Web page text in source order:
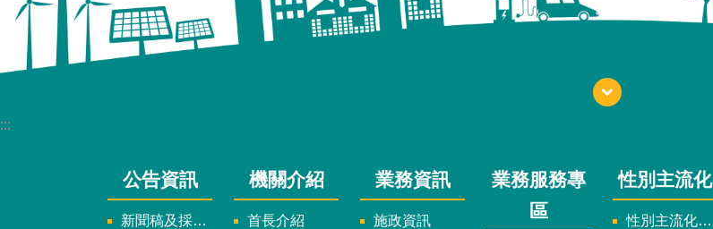
:::
公告資訊
新聞稿及採訪通知
機關介紹
首長介紹
業務資訊
施政資訊
業務服務專
區
性別主流化
性別主流化實施計畫暨細部計畫